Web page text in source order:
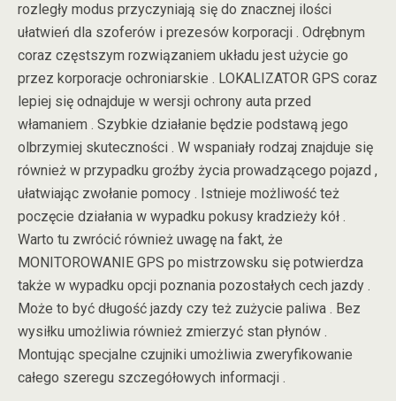
rozległy modus przyczyniają się do znacznej ilości
ułatwień dla szoferów i prezesów korporacji . Odrębnym
coraz częstszym rozwiązaniem układu jest użycie go
przez korporacje ochroniarskie . LOKALIZATOR GPS coraz
lepiej się odnajduje w wersji ochrony auta przed
włamaniem . Szybkie działanie będzie podstawą jego
olbrzymiej skuteczności . W wspaniały rodzaj znajduje się
również w przypadku groźby życia prowadzącego pojazd ,
ułatwiając zwołanie pomocy . Istnieje możliwość też
poczęcie działania w wypadku pokusy kradzieży kół .
Warto tu zwrócić również uwagę na fakt, że
MONITOROWANIE GPS po mistrzowsku się potwierdza
także w wypadku opcji poznania pozostałych cech jazdy .
Może to być długość jazdy czy też zużycie paliwa . Bez
wysiłku umożliwia również zmierzyć stan płynów .
Montując specjalne czujniki umożliwia zweryfikowanie
całego szeregu szczegółowych informacji .